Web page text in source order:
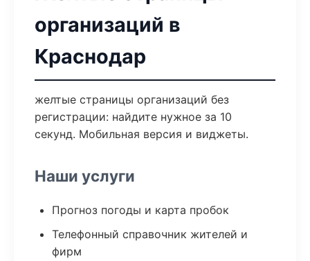
организаций в
Краснодар
желтые страницы организаций без
регистрации: найдите нужное за 10
секунд. Мобильная версия и виджеты.
Наши услуги
Прогноз погоды и карта пробок
Телефонный справочник жителей и
фирм